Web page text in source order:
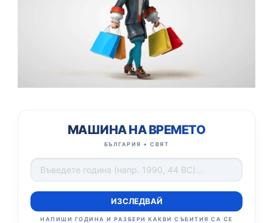
МАШИНА НА ВРЕМЕТО
БЪЛГАРИЯ + СВЯТ
ИЗСЛЕДВАЙ
НАПИШИ ГОДИНА И РАЗБЕРИ КАКВИ СЪБИТИЯ СА СЕ